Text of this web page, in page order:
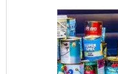
do material,
resistência
armazenar,
alguns casos,